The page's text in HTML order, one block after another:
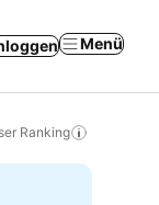
Menü
Ranking